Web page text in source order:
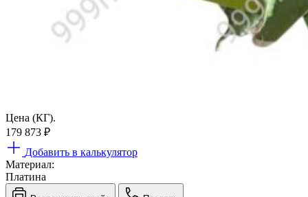
Цена (КГ).
179 873 ₽
Добавить в калькулятор
Материал:
Платина